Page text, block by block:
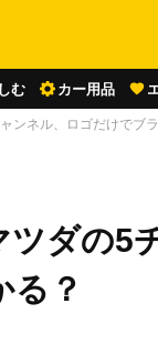
む カー用品
ンネル、ロゴだけでブ
ダの5
る？